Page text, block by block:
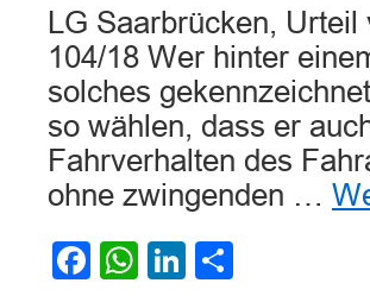
LG Saarbrücken,
104/18 Wer hinter
solches
so wählen, dass er
Fahrverhalten des
ohne zwingenden …
Facebook
WhatsApp
LinkedIn